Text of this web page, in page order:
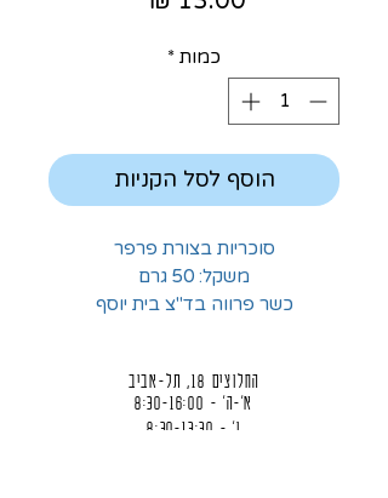
כמות *
הוסף לסל הקניות
סוכריות בצורת פרפר
משקל: 50 גרם
כשר פרווה בד"צ בית יוסף
החלוצים 18, תל-אביב
א'-ה' - 8:30-16:00
ו' - 8:30-13:30